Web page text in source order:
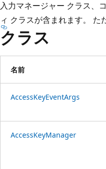
プ
入力マネージャー クラス、
ィ クラスが含まれます。 た
クラス
名前
AccessKeyEventArgs
AccessKeyManager